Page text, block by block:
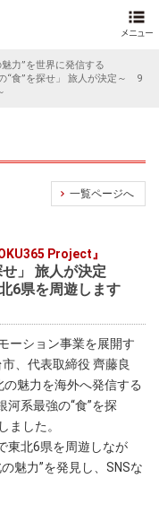
魅力”を世界に発信する
“食”を探せ」 旅人が決定～ 9
一覧ページへ
Project』
」 旅人が決定
6県を周遊します
ーション事業を展開す
市、代表取締役 齊藤良
魅力を海外へ発信する
河系最強の“食”を探
ました。
東北6県を周遊しなが
魅力”を発見し、SNSな